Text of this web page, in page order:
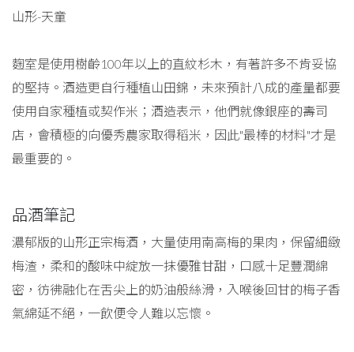
山形-天童
麴室是使用樹齡100年以上的直紋杉木，有著許多不肯妥協
的堅持。酒造更自行種植山田錦，未來預計八成的產量都要
使用自家種植或契作米；酒造表示，他們就像銀座的壽司
店，會積極的向優秀農家取得稻米，因此"最棒的材料"才是
最重要的。
品酒筆記
濃郁版的山形正宗梅酒，大量使用南高梅的果肉，保留細緻
梅渣，柔和的酸味中綻放一抹優雅甘甜，口感十足豐潤綿
密，彷彿融化在舌尖上的奶油般絲滑，入喉後回甘的梅子香
氣綿延不絕，一飲便令人難以忘懷。